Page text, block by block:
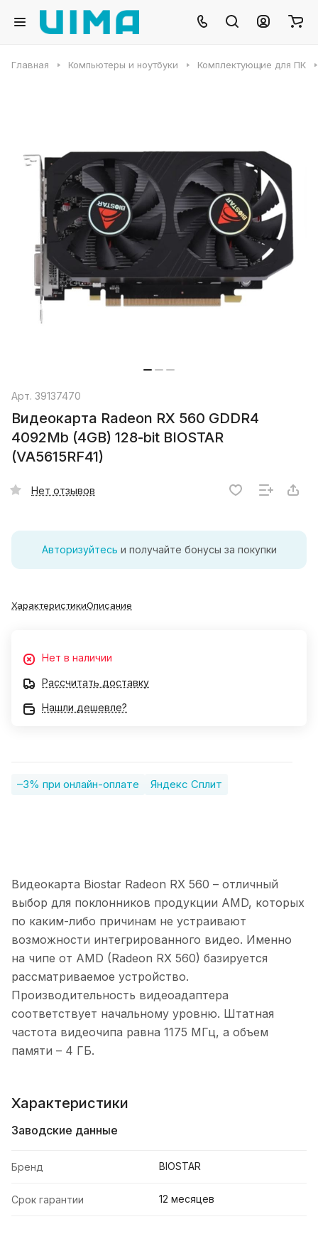
Главная Компьютеры и ноутбуки Комплектующие для ПК
Арт. 39137470
Видеокарта Radeon RX 560 GDDR4
4092Mb (4GB) 128-bit BIOSTAR
(VA5615RF41)
Нет отзывов
Авторизуйтесь и получайте бонусы за покупки
ХарактеристикиОписание
Нет в наличии
Рассчитать доставку
Нашли дешевле?
–3% при онлайн-оплате Яндекс Сплит
Видеокарта Biostar Radeon RX 560 – отличный
выбор для поклонников продукции AMD, которых
по каким-либо причинам не устраивают
возможности интегрированного видео. Именно
на чипе от AMD (Radeon RX 560) базируется
рассматриваемое устройство.
Производительность видеоадаптера
соответствует начальному уровню. Штатная
частота видеочипа равна 1175 МГц, а объем
памяти – 4 ГБ.
Характеристики
Заводские данные
Бренд BIOSTAR
Срок гарантии 12 месяцев